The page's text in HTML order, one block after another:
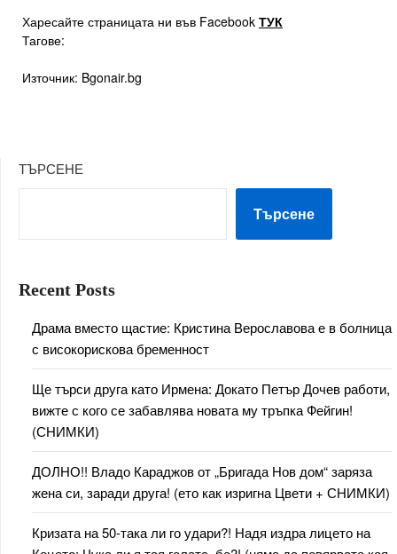
Харесайте страницата ни във Facebook ТУК
Тагове:
Източник: Bgonair.bg
ТЪРСЕНЕ
Търсене
Recent Posts
Драма вместо щастие: Кристина Верославова е в болница
с високорискова бременност
Ще търси друга като Ирмена: Докато Петър Дочев работи,
вижте с кого се забавлява новата му тръпка Фейгин!
(СНИМКИ)
ДОЛНО!! Владо Караджов от „Бригада Нов дом“ заряза
жена си, заради друга! (ето как изригна Цвети + СНИМКИ)
Кризата на 50-така ли го удари?! Надя издра лицето на